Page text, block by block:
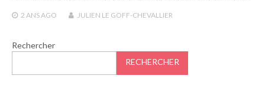
2 ANS AGO JULIEN LE GOFF-CHEVALLIER
Rechercher
RECHERCHER